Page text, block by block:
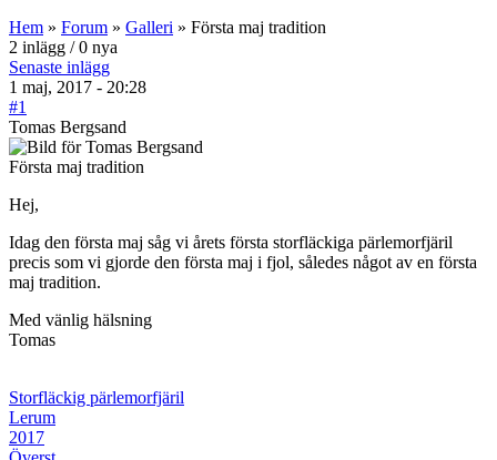
Hem » Forum » Galleri » Första maj tradition
2 inlägg / 0 nya
Senaste inlägg
1 maj, 2017 - 20:28
#1
Tomas Bergsand
Första maj tradition
Hej,
Idag den första maj såg vi årets första storfläckiga pärlemorfjäril
precis som vi gjorde den första maj i fjol, således något av en första
maj tradition.
Med vänlig hälsning
Tomas
Storfläckig pärlemorfjäril
Lerum
2017